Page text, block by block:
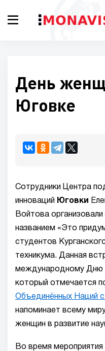
День
Юговке
Сотрудники Центра
инноваций
Юговки
Войтова
названием «Это
студентов
техникума. Данная
международному Дню
который отмечается
Объединённых Наций
напоминает всему
женщин в развитие
Во время мероприятия